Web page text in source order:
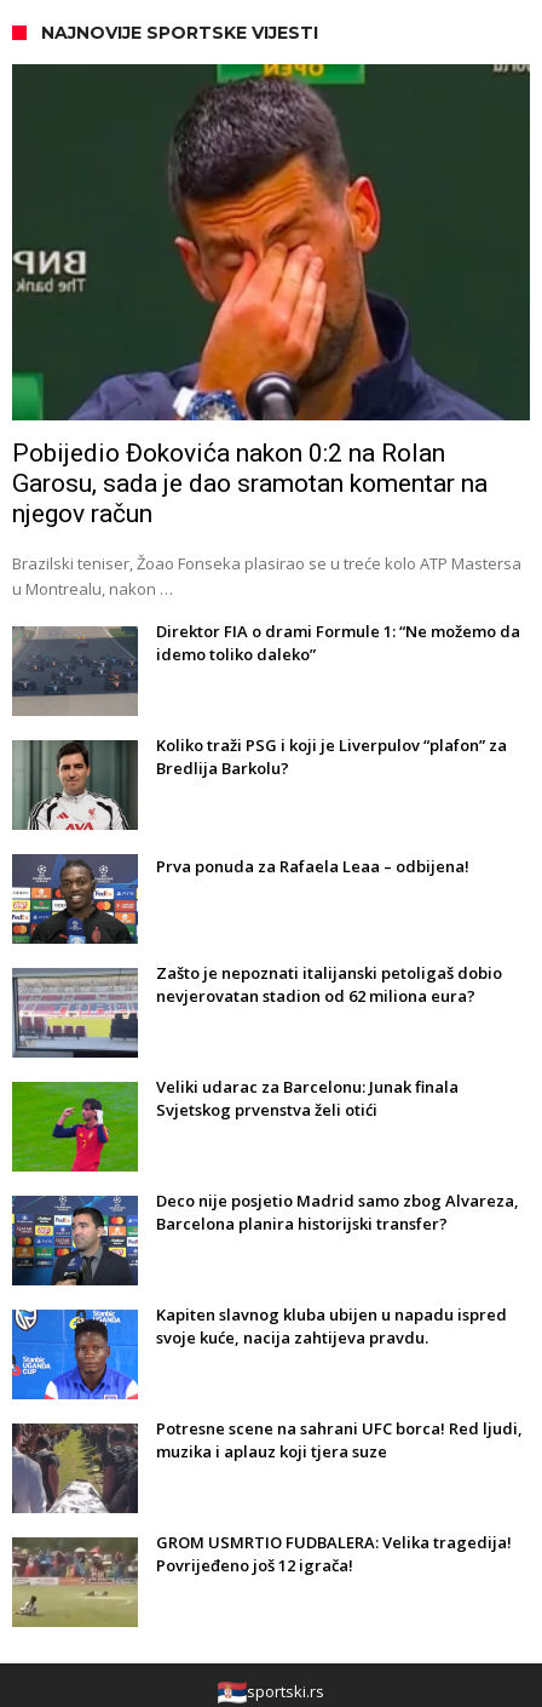
NAJNOVIJE SPORTSKE VIJESTI
Pobijedio Đokovića nakon 0:2 na Rolan
Garosu, sada je dao sramotan komentar na
njegov račun
Brazilski teniser, Žoao Fonseka plasirao se u treće kolo ATP Mastersa
u Montrealu, nakon …
Direktor FIA o drami Formule 1: “Ne možemo da
idemo toliko daleko”
Koliko traži PSG i koji je Liverpulov “plafon” za
Bredlija Barkolu?
Prva ponuda za Rafaela Leaa – odbijena!
Zašto je nepoznati italijanski petoligaš dobio
nevjerovatan stadion od 62 miliona eura?
Veliki udarac za Barcelonu: Junak finala
Svjetskog prvenstva želi otići
Deco nije posjetio Madrid samo zbog Alvareza,
Barcelona planira historijski transfer?
Kapiten slavnog kluba ubijen u napadu ispred
svoje kuće, nacija zahtijeva pravdu.
Potresne scene na sahrani UFC borca! Red ljudi,
muzika i aplauz koji tjera suze
GROM USMRTIO FUDBALERA: Velika tragedija!
Povrijeđeno još 12 igrača!
sportski.rs